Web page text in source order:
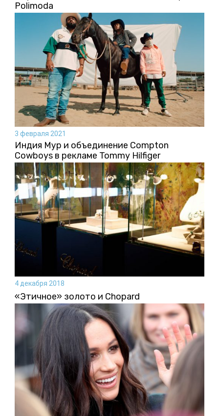
Polimoda
3 февраля 2021
Индия Мур и объединение Compton
Cowboys в рекламе Tommy Hilfiger
4 декабря 2018
«Этичное» золото и Chopard